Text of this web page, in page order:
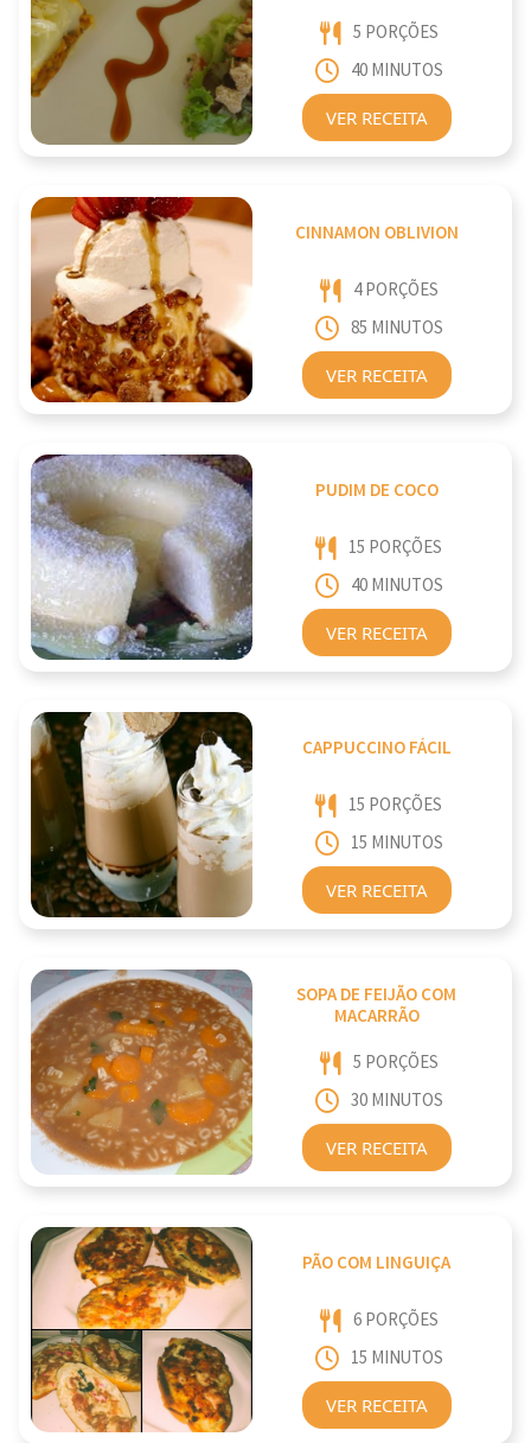
5 PORÇÕES
40 MINUTOS
VER RECEITA
CINNAMON OBLIVION
4 PORÇÕES
85 MINUTOS
VER RECEITA
PUDIM DE COCO
15 PORÇÕES
40 MINUTOS
VER RECEITA
CAPPUCCINO FÁCIL
15 PORÇÕES
15 MINUTOS
VER RECEITA
SOPA DE FEIJÃO COM
MACARRÃO
5 PORÇÕES
30 MINUTOS
VER RECEITA
PÃO COM LINGUIÇA
6 PORÇÕES
15 MINUTOS
VER RECEITA